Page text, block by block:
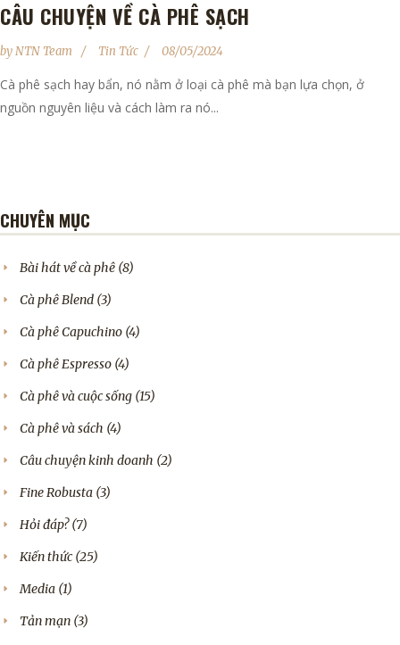
CÂU CHUYỆN VỀ CÀ PHÊ SẠCH
byNTN Team Tin Tức 08/05/2024
Cà phê sạch hay bẩn, nó nằm ở loại cà phê mà bạn lựa chọn, ở
nguồn nguyên liệu và cách làm ra nó...
CHUYÊN MỤC
Bài hát về cà phê (8)
Cà phê Blend (3)
Cà phê Capuchino (4)
Cà phê Espresso (4)
Cà phê và cuộc sống (15)
Cà phê và sách (4)
Câu chuyện kinh doanh (2)
Fine Robusta (3)
Hỏi đáp?(7)
Kiến thức (25)
Media (1)
Tản mạn (3)